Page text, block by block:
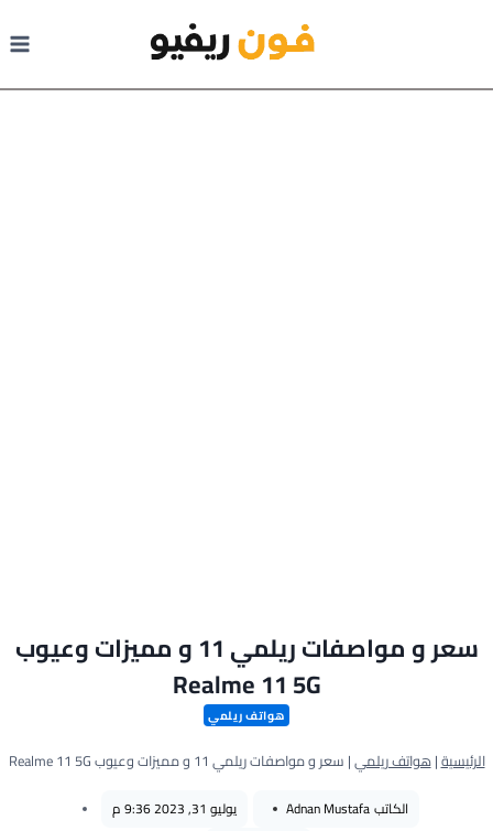
سعر و مواصفات ريلمي 11 و مميزات وعيوب
Realme 11 5G
هواتف ريلمي
الرئيسية|هواتف ريلمي| سعر و مواصفات ريلمي 11 و مميزات وعيوب Realme 11 5G
الكاتبAdnan Mustafa
يوليو 31, 2023 9:36 م